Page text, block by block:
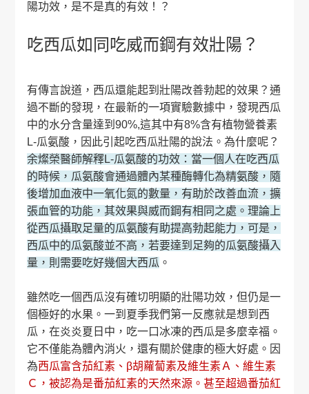
陽功效，是不是真的有效！？
吃西瓜如同吃威而鋼有效壯陽？
有傳言說道，西瓜還能起到壯陽改善勃起的效果？通
過不斷的發現，在最新的一項實驗數據中，發現西瓜
中的水分含量達到90%,這其中有8%含有植物營養素
L-瓜氨酸，因此引起吃西瓜壯陽的說法。為什麼呢？
余燦榮醫師解釋L-瓜氨酸的功效：當一個人在吃西瓜
的時候，瓜氨酸會通過體內某種酶轉化為精氨酸，隨
後增加血液中一氧化氮的數量，有助於改善血流，擴
張血管的功能，其效果與威而鋼有相同之處。理論上
從西瓜攝取足量的瓜氨酸有助提高勃起能力，可是，
西瓜中的瓜氨酸並不高，若要達到足夠的瓜氨酸攝入
量，則需要吃好幾個大西瓜 。
雖然吃一個西瓜沒有確切明顯的壯陽功效，但仍是一
個極好的水果。一到夏季我們第一反應就是想到西
瓜，在炎炎夏日中，吃一口冰凍的西瓜是多麼幸福。
它不僅能為體內消火，還有關於健康的極大好處。因
為西瓜富含茄紅素、β胡蘿蔔素及維生素Ａ、維生素
Ｃ，被認為是番茄紅素的天然來源。甚至超過番茄紅